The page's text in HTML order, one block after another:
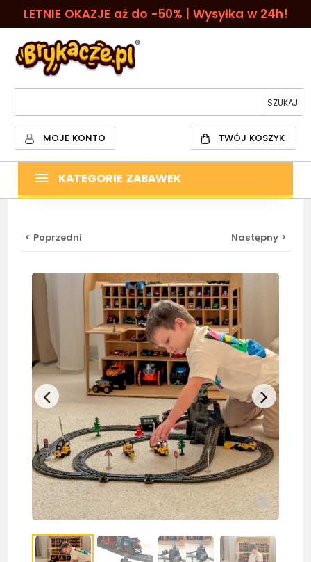
LETNIE OKAZJE aż do -50% | Wysyłka w 24h!
MOJE KONTO TWÓJ KOSZYK
KATEGORIE ZABAWEK
< Poprzedni Następny >